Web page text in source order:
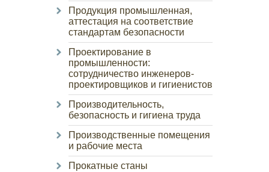
Продукция промышленная,
аттестация на соответствие
стандартам безопасности
Проектирование в
промышленности:
сотрудничество инженеров-
проектировщиков и гигиенистов
Производительность,
безопасность и гигиена труда
Производственные помещения
и рабочие места
Прокатные станы